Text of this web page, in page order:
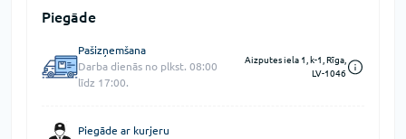
Piegāde
Pašizņemšana
Darba dienās no plkst. 08:00
līdz 17:00.
Aizputes iela 1, k-1, Rīga,
LV-1046
Piegāde ar kurjeru